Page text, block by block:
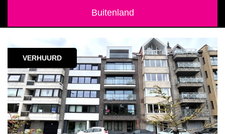
Buitenland
VERHUURD